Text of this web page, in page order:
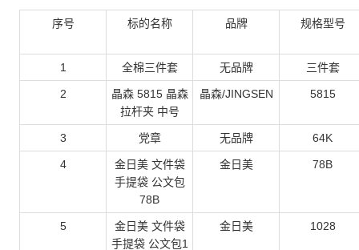
序号 标的名称 品牌 规格型号
1 全棉三件套 无品牌 三件套
2
晶森 5815 晶森
拉杆夹 中号
晶森/JINGSEN 5815
3 党章 无品牌 64K
4
金日美 文件袋
手提袋 公文包
78B
金日美 78B
5
金日美 文件袋
手提袋 公文包1
金日美 1028